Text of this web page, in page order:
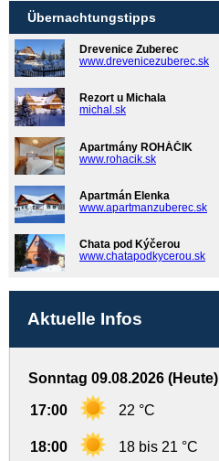
Übernachtungstipps
Drevenice Zuberec
www.drevenicezuberec.sk
Rezort u Michala
michal.sk
Apartmány ROHÁČIK
www.rohacik.sk
Apartmán Elenka
www.apartmanzuberec.sk
Chata pod Kýčerou
www.chatapodkycerou.sk
Aktuelle Infos
Sonntag 09.08.2026 (Heute)
17:00 22 °C
18:00 18 bis 21 °C